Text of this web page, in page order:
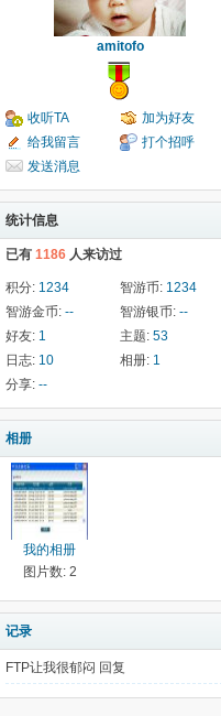
amitofo
收听TA
加为好友
给我留言
打个招呼
发送消息
统计信息
已有 1186 人来访过
积分: 1234 智游币: 1234
智游金币: -- 智游银币: --
好友: 1 主题: 53
日志: 10 相册: 1
分享: --
相册
我的相册
图片数: 2
记录
FTP让我很郁闷 回复